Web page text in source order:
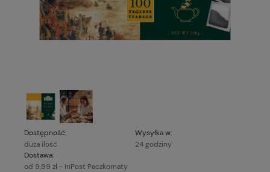
Dostępność:
duża ilość
Wysyłka w:
24 godziny
Dostawa:
od 9,99 zł - InPost Paczkomaty